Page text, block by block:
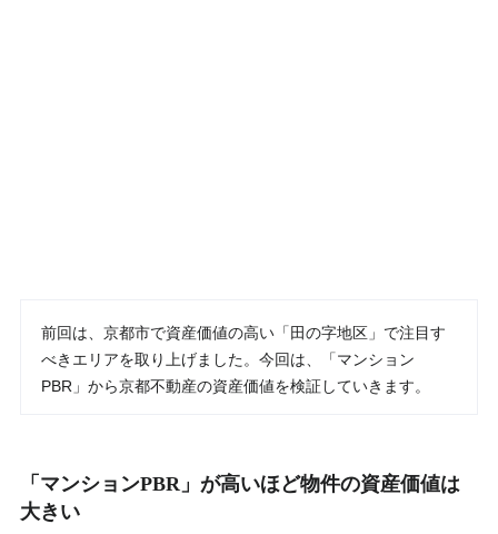
前回は、京都市で資産価値の高い「田の字地区」で注目す
べきエリアを取り上げました。今回は、「マンション
PBR」から京都不動産の資産価値を検証していきます。
「マンションPBR」が高いほど物件の資産価値は
大きい